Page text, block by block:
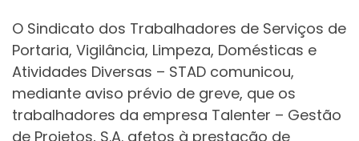
O Sindicato dos Trabalhadores de Serviços de
Portaria, Vigilância, Limpeza, Domésticas e
Atividades Diversas – STAD comunicou,
mediante aviso prévio de greve, que os
trabalhadores da empresa Talenter – Gestão
de Projetos, S.A. afetos à prestação de